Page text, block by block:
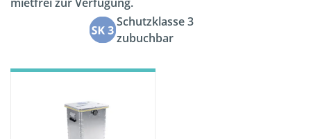
Schutzklasse 3
zubuchbar